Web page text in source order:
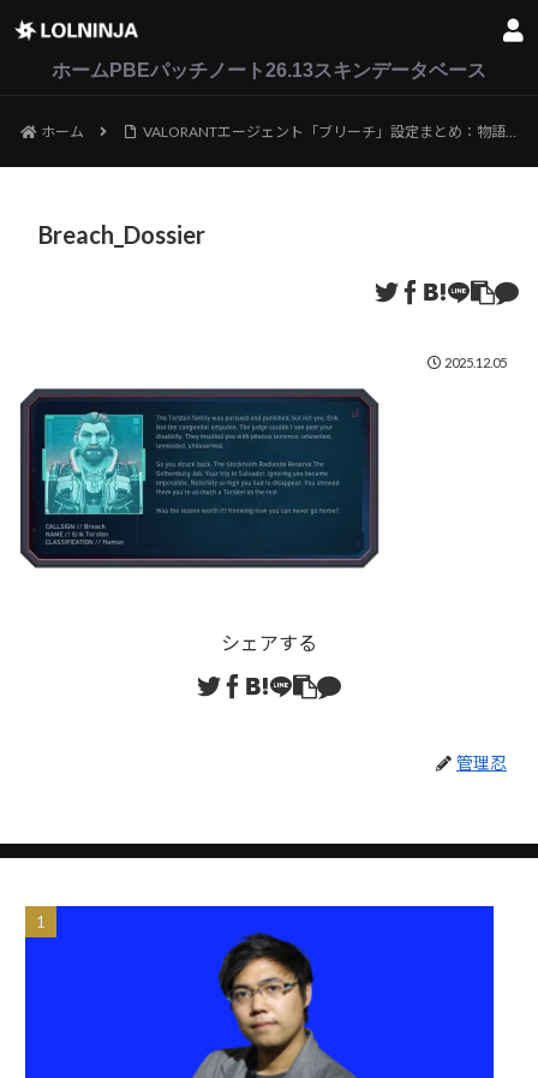
ホーム PBEパッチノート26.13スキンデータベース
ホーム VALORANTエージェント「ブリーチ」設定まとめ：物語・人間関係・カード・ボイス
Breach_Dossier
2025.12.05
シェアする
管理忍